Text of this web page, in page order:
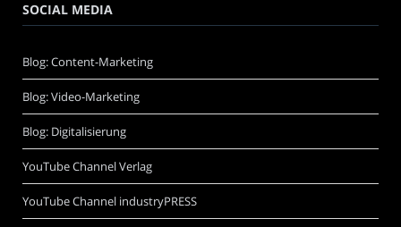
SOCIAL MEDIA
Blog: Content-Marketing
Blog: Video-Marketing
Blog: Digitalisierung
YouTube Channel Verlag
YouTube Channel industryPRESS